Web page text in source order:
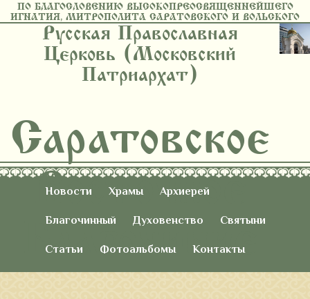
ПО БЛАГОСЛОВЕНИЮ ВЫСОКОПРЕОСВЯЩЕННЕЙШЕГО
ИГНАТИЯ, МИТРОПОЛИТА САРАТОВСКОГО И ВОЛЬСКОГО
Русская Православная
Церковь (Московский
Патриархат)
Саратовское
Восточное
Благочиние
Новости Храмы
Архиерей
Благочинный
Духовенство
Святыни
Статьи
Фотоальбомы Контакты